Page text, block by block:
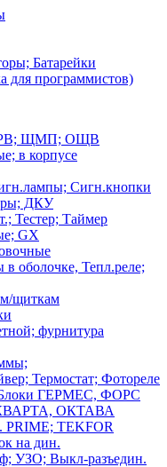
Батарейки
программистов)
ЩМП; ОЩВ
в корпусе
Сигн.кнопки
ДКУ
Тестер; Таймер
GX
оболочке, Тепл.реле;
щиткам
фурнитура
Термостат; Фотореле
Блоки ГЕРМЕС, ФОРС
КВАРТА, ОКТАВА
PRIME; TEKFOR
на дин.
УЗО; Выкл-разъедин.